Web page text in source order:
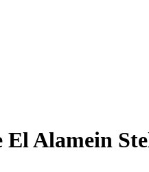
Alamein